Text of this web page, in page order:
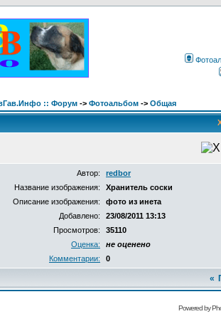
:: Форум -> Фотоальбом -> Общая
Автор:
redbor
Название изображения:
Хранитель соски
Описание изображения:
фото из инета
Добавлено:
23/08/2011 13:13
Просмотров:
35110
Оценка:
не оценено
Комментарии:
0
«
Powered by